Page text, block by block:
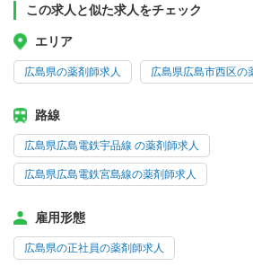
この求人と似た求人をチェック
エリア
広島県の薬剤師求人 広島県広島市西区の
路線
広島県広島電鉄宇品線 の薬剤師求人
広島県広島電鉄宮島線の薬剤師求人
雇用形態
広島県の正社員の薬剤師求人